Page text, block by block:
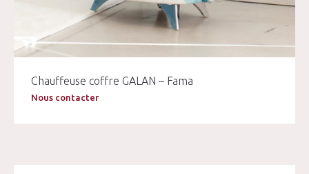
Chauffeuse coffre GALAN – Fama
Nous contacter